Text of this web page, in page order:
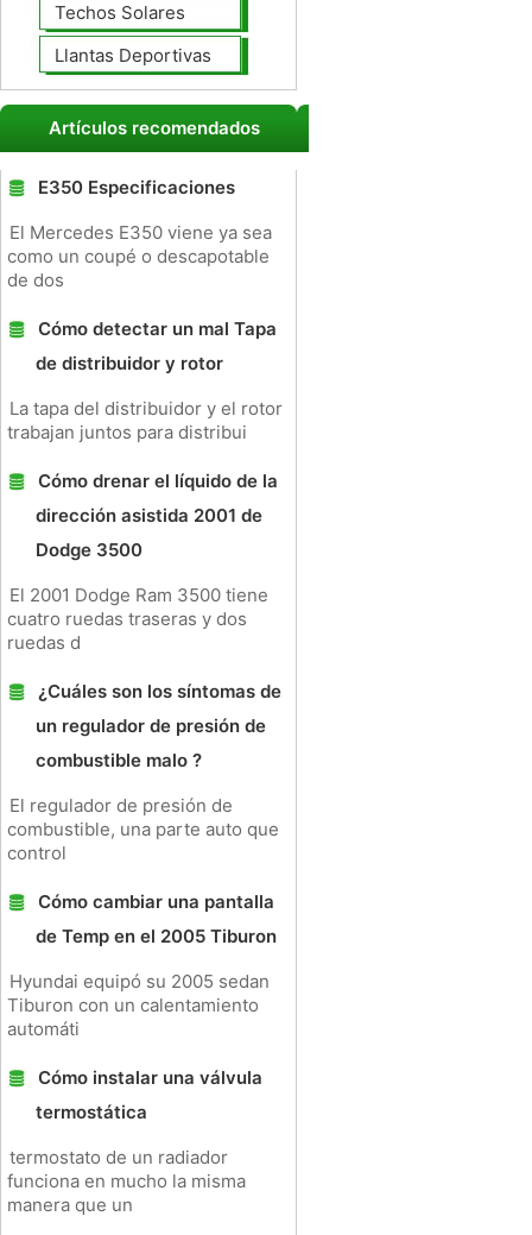
Techos Solares
Llantas Deportivas
Artículos recomendados
E350 Especificaciones
El Mercedes E350 viene ya sea
como un coupé o descapotable
de dos
Cómo detectar un mal Tapa
de distribuidor y rotor
La tapa del distribuidor y el rotor
trabajan juntos para distribui
Cómo drenar el líquido de la
dirección asistida 2001 de
Dodge 3500
El 2001 Dodge Ram 3500 tiene
cuatro ruedas traseras y dos
ruedas d
¿Cuáles son los síntomas de
un regulador de presión de
combustible malo ?
El regulador de presión de
combustible, una parte auto que
control
Cómo cambiar una pantalla
de Temp en el 2005 Tiburon
Hyundai equipó su 2005 sedan
Tiburon con un calentamiento
automáti
Cómo instalar una válvula
termostática
termostato de un radiador
funciona en mucho la misma
manera que un